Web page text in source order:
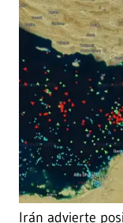
Irán advierte